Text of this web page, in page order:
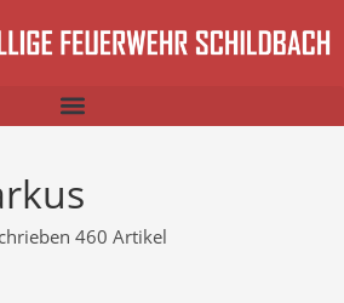
460 Artikel